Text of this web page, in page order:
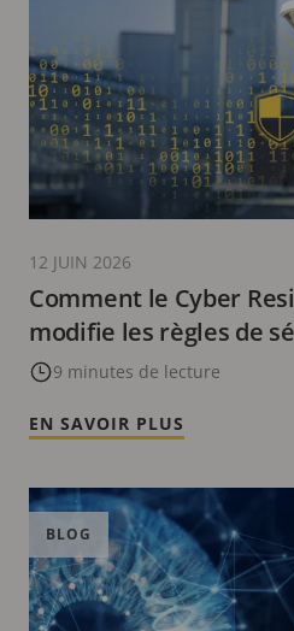
Comment le Cyber
modifie les règles de
9 minutes de lecture
12 JUIN 2026
EN SAVOIR PLUS
BLOG